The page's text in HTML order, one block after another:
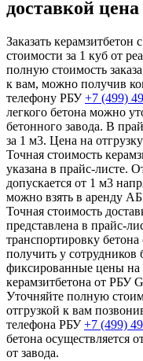
доставкой цена
Заказать
стоимости за 1 куб от
полную стоимость
к вам, можно получив
телефону РБУ+7 (499)
легкого бетона можно
бетонного завода. В
за 1 м3. Цена на
Точная стоимость
указана в прайс-листе.
допускается от 1 м3
можно взять в аренду
Точная стоимость
представлена в прайс-
транспортировку
получить у
фиксированные цены на
керамзитбетона от РБУ
Уточняйте полную
отгрузкой к вам
телефона РБУ+7 (499)
бетона
от завода.